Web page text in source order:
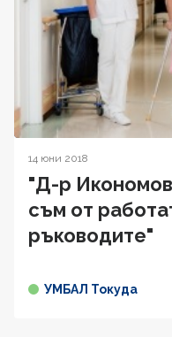
14 юни 2018
"Д-р
съм от
ръководите"
УМБАЛ Токуда